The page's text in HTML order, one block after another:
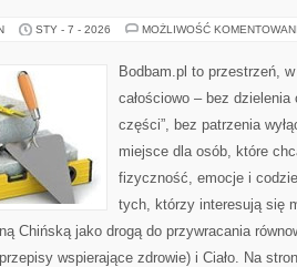
STY - 7 - 2026 MOŻLIWOŚĆ
Bodbam.pl to przestrzeń,
całościowo – bez dzielenia
części”, bez patrzenia
miejsce dla osób, które
fizyczność, emocje i
tych, którzy interesują się
Chińską jako drogą do przywracania
wspierające zdrowie) i Ciało. Na